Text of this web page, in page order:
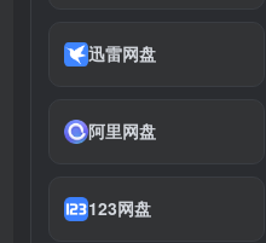
迅雷网盘
阿里网盘
123网盘